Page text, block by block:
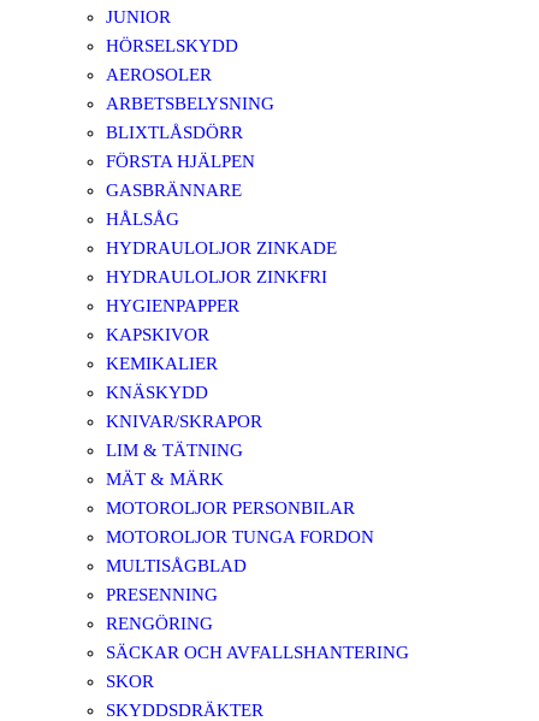
JUNIOR
HÖRSELSKYDD
AEROSOLER
ARBETSBELYSNING
BLIXTLÅSDÖRR
FÖRSTA HJÄLPEN
GASBRÄNNARE
HÅLSÅG
HYDRAULOLJOR ZINKADE
HYDRAULOLJOR ZINKFRI
HYGIENPAPPER
KAPSKIVOR
KEMIKALIER
KNÄSKYDD
KNIVAR/SKRAPOR
LIM & TÄTNING
MÄT & MÄRK
MOTOROLJOR PERSONBILAR
MOTOROLJOR TUNGA FORDON
MULTISÅGBLAD
PRESENNING
RENGÖRING
SÄCKAR OCH AVFALLSHANTERING
SKOR
SKYDDSDRÄKTER